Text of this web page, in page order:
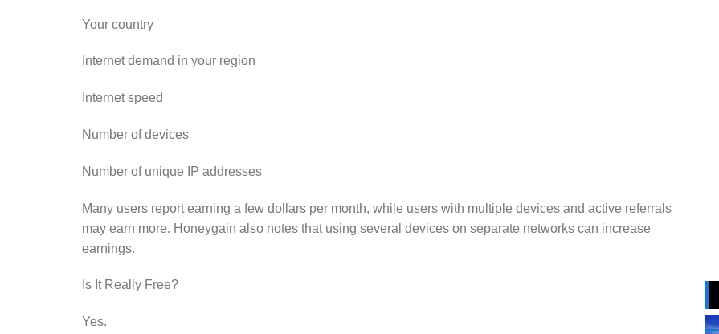
Your country
Internet demand in your region
Internet speed
Number of devices
Number of unique IP addresses
Many users report earning a few dollars per month, while users with multiple devices and active referrals
may earn more. Honeygain also notes that using several devices on separate networks can increase
earnings.
Is It Really Free?
Yes.